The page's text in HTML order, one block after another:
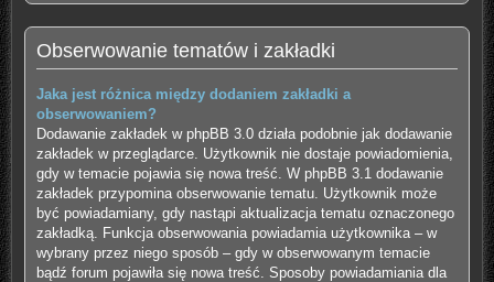
Obserwowanie tematów i zakładki
Jaka jest różnica między dodaniem zakładki a
obserwowaniem?
Dodawanie zakładek w phpBB 3.0 działa podobnie jak dodawanie
zakładek w przeglądarce. Użytkownik nie dostaje powiadomienia,
gdy w temacie pojawia się nowa treść. W phpBB 3.1 dodawanie
zakładek przypomina obserwowanie tematu. Użytkownik może
być powiadamiany, gdy nastąpi aktualizacja tematu oznaczonego
zakładką. Funkcja obserwowania powiadamia użytkownika – w
wybrany przez niego sposób – gdy w obserwowanym temacie
bądź forum pojawiła się nowa treść. Sposoby powiadamiania dla